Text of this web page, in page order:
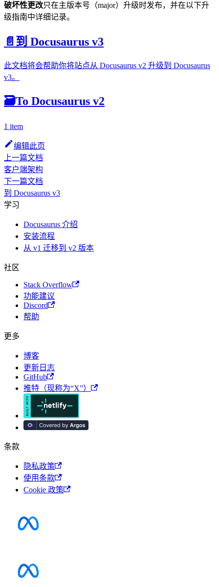
破坏性更改只在主版本号（major）升级时发布，并在以下升
级指南中详细记录。
📄️ 到 Docusaurus v3
此文档将会帮助你将站点从 Docusaurus v2 升级到 Docusaurus
v3。
🗃️To Docusaurus v2
1 item
编辑此页
上一篇文档
客户端架构
下一篇文档
到 Docusaurus v3
学习
Docusaurus 介绍
安装流程
从 v1 迁移到 v2 版本
社区
Stack Overflow
功能建议
Discord
帮助
更多
博客
更新日志
GitHub
推特（现称为“X”）
条款
隐私政策
使用条款
Cookie 政策